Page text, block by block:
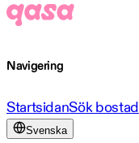
Navigering
StartsidanSök bostad
Svenska